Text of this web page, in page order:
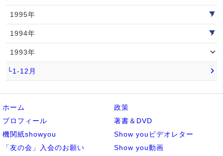
1995年
1994年
1993年
└1-12月
ホーム
プロフィール
機関紙showyou
「友の会」入会のお願い
政策
著書＆DVD
Show youビデオレター
Show you動画